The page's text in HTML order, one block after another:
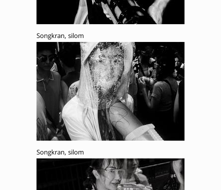
Songkran, silom
Songkran, silom